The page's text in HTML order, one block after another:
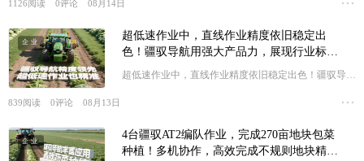
1126阅读 0评论 08月14日
企业
超低速作业中，直线作业精度依旧稳定出
色！疆驭导航用强大产品力，展现行业标杆
的非凡品质！
超低速作业中，直线作业精度依旧稳定出色！疆驭导航
839阅读 0评论 08月13日
企业
4台疆驭AT2编队作业，完成270亩地块包菜
种植！多机协作，高效完成不规则地块精准